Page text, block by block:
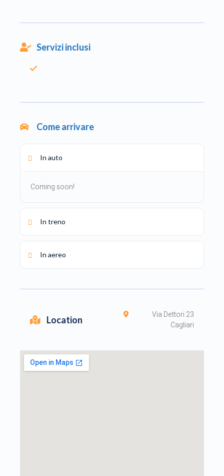
Servizi inclusi
Come arrivare
In auto
Coming soon!
In treno
In aereo
Location
Via Dettori 23
Cagliari